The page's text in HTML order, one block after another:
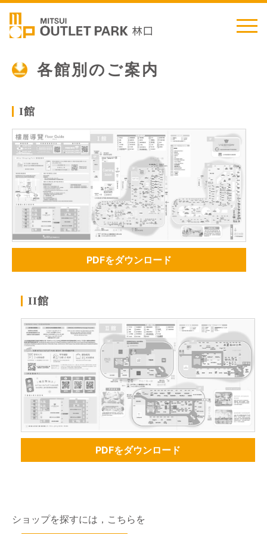
English
交通情報
店舗情報
お客様サービス
各館別のご案内
I館
PDFをダウンロード
II館
PDFをダウンロード
ショップを探すには，こちらを